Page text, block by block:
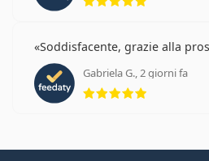
Soddisfacente, grazie alla
Gabriela G., 2 giorni fa